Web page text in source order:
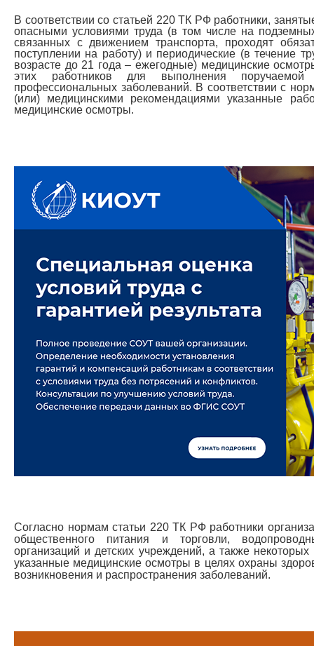
В соответствии со статьей 220 ТК РФ работники,
опасными условиями труда (в том числе на
связанных с движением транспорта, проходят
поступлении на работу) и периодические (в течение
возрасте до 21 года – ежегодные) медицинские
этих работников для выполнения
профессиональных заболеваний. В соответствии с
(или) медицинскими рекомендациями указанные
медицинские осмотры.
Согласно нормам статьи 220 ТК РФ работники
общественного питания и торговли,
организаций и детских учреждений, а также некоторых
указанные медицинские осмотры в целях охраны
возникновения и распространения заболеваний.